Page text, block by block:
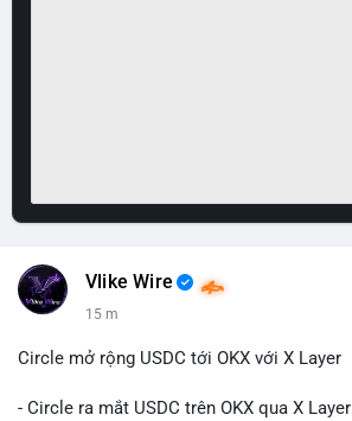
Vlike Wire
15 m
Circle mở rộng USDC tới OKX với X Layer
- Circle ra mắt USDC trên OKX qua X Layer